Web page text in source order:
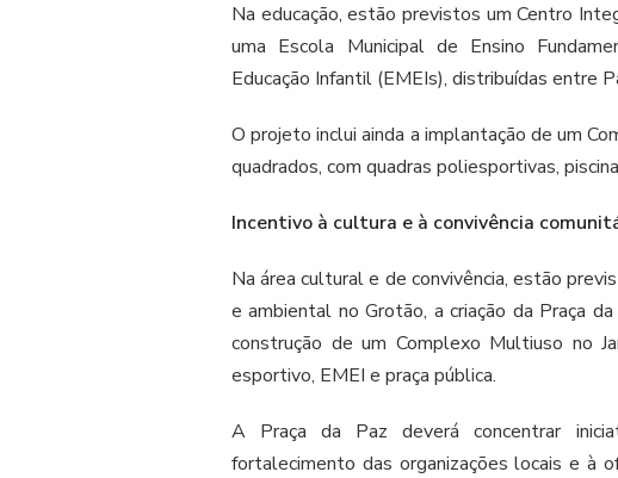
Na educação, estão previstos um Centro
uma Escola Municipal de Ensino
Educação Infantil (EMEIs), distribuídas entre
O projeto inclui ainda a implantação de um
quadrados, com quadras poliesportivas,
Incentivo à cultura e à convivência
Na área cultural e de convivência, estão
e ambiental no Grotão, a criação da Praça
construção de um Complexo Multiuso no
esportivo, EMEI e praça pública.
A Praça da Paz deverá concentrar
fortalecimento das organizações locais e à